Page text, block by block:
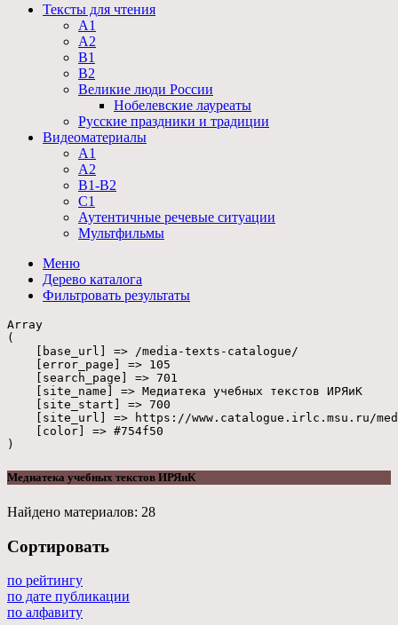
Тексты для чтения
А1
А2
B1
B2
Великие люди России
Нобелевские лауреаты
Русские праздники и традиции
Видеоматериалы
А1
А2
В1-В2
С1
Аутентичные речевые ситуации
Мультфильмы
Меню
Дерево каталога
Фильтровать результаты
Array
(
    [base_url] => /media-texts-catalogue/
    [error_page] => 105
    [search_page] => 701
    [site_name] => Медиатека учебных текстов ИРЯиК
    [site_start] => 700
[site_url] => https://www.catalogue.irlc.msu.ru/
    [color] => #754f50
Медиатека учебных текстов ИРЯиК
Найдено материалов: 28
Сортировать
по рейтингу
по дате публикации
по алфавиту